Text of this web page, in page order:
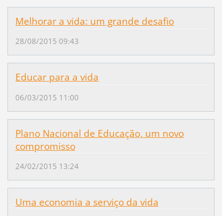
Melhorar a vida: um grande desafio
28/08/2015 09:43
Educar para a vida
06/03/2015 11:00
Plano Nacional de Educação, um novo
compromisso
24/02/2015 13:24
Uma economia a serviço da vida